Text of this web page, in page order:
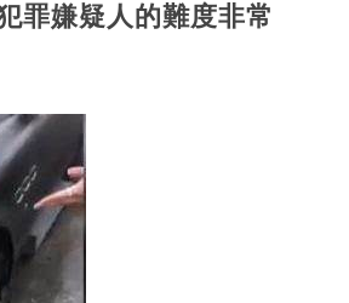
罪嫌疑人的難度非常